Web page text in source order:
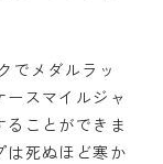
メダルラッ
スマイルジャ
ことができま
は死ぬほど寒か